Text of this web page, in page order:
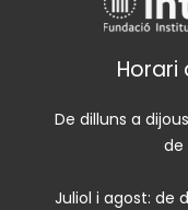
Horari
De dilluns a
de
Juliol i agost: de